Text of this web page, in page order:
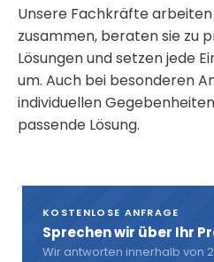
Unsere Fachkräfte
zusammen, beraten sie zu
Lösungen und setzen jede
um. Auch bei besonderen
individuellen
passende Lösung.
KOSTENLOSE ANFRAGE
Sprechen wir über Ihr
Wir antworten innerhalb von